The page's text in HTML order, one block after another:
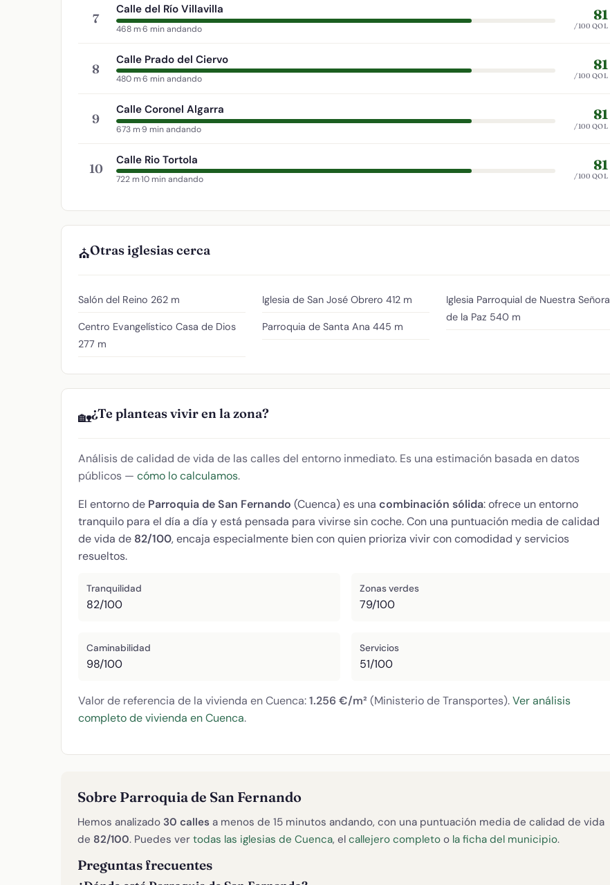
7
Calle del Río Villavilla
468 m·6 min andando
81
/100 QOL
8
Calle Prado del Ciervo
480 m·6 min andando
81
/100 QOL
9
Calle Coronel Algarra
673 m·9 min andando
81
/100 QOL
10
Calle Rio Tortola
722 m·10 min andando
81
/100 QOL
⛪Otras iglesias cerca
Salón del Reino 262 m
Centro Evangelístico Casa de Dios
277 m
Iglesia de San José Obrero 412 m
Parroquia de Santa Ana 445 m
Iglesia Parroquial de Nuestra Señora
de la Paz 540 m
🏡¿Te planteas vivir en la zona?
Análisis de calidad de vida de las calles del entorno inmediato. Es una estimación basada en datos
públicos — cómo lo calculamos.
El entorno de Parroquia de San Fernando (Cuenca) es una combinación sólida: ofrece un entorno
tranquilo para el día a día y está pensada para vivirse sin coche. Con una puntuación media de calidad
de vida de 82/100, encaja especialmente bien con quien prioriza vivir con comodidad y servicios
resueltos.
Tranquilidad
82/100
Zonas verdes
79/100
Caminabilidad
98/100
Servicios
51/100
Valor de referencia de la vivienda en Cuenca:1.256 €/m² (Ministerio de Transportes).Ver análisis
completo de vivienda en Cuenca.
Sobre Parroquia de San Fernando
Hemos analizado 30 calles a menos de 15 minutos andando, con una puntuación media de calidad de vida
de 82/100. Puedes ver todas las iglesias de Cuenca, el callejero completo o la ficha del municipio.
Preguntas frecuentes